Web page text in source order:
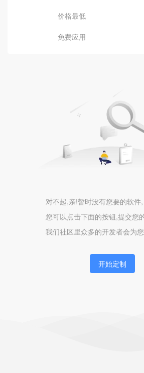
价格最低
免费应用
对不起,亲!暂时没有您要的软件,
您可以点击下面的按钮,提交您
我们社区里众多的开发者会为
开始定制